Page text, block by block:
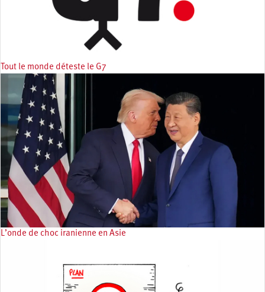
Tout le monde déteste le G7
L’onde de choc iranienne en Asie